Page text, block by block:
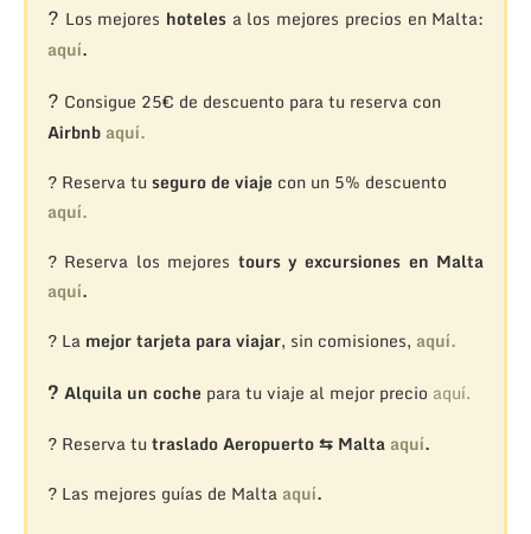
? Los mejores hotelesa los mejores precios en Malta:
aquí.
? Consigue 25€ de descuento para tu reserva con
Airbnb aquí.
? Reserva tu seguro de viaje con un 5% descuento
aquí.
? Reserva los mejores tours y excursiones en Malta
aquí.
? La mejor tarjeta para viajar, sin comisiones, aquí.
? Alquila un coche para tu viaje al mejor precio aquí.
? Reserva tu traslado Aeropuerto ⇆ Malta aquí.
? Las mejores guías de Malta aquí.